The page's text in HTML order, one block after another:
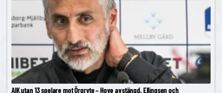
AIK utan 13 spelare mot Örgryte – Hove avstängd, Ellingsen och